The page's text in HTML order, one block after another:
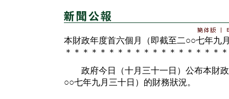
本財政年度首六個月（即截至二○○七年九
＊＊＊＊＊＊＊＊＊＊＊＊＊＊＊＊＊＊
政府今日（十月三十一日）公布本財政
○○七年九月三十日）的財務狀況。